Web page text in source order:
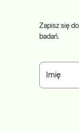
Zapisz się
badań.
Imię